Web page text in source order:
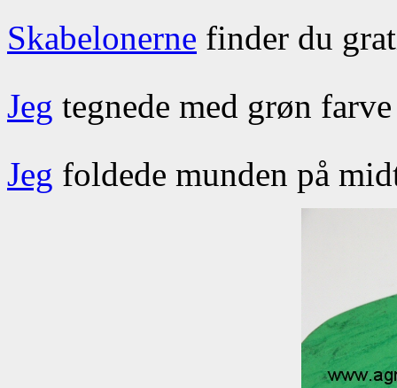
Skabelonerne finder du
Jeg tegnede med grøn
Jeg foldede munden på